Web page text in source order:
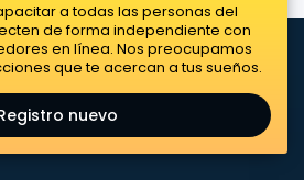
a todas las personas del
de forma independiente con
en línea. Nos preocupamos
que te acercan a tus sueños.
nuevo